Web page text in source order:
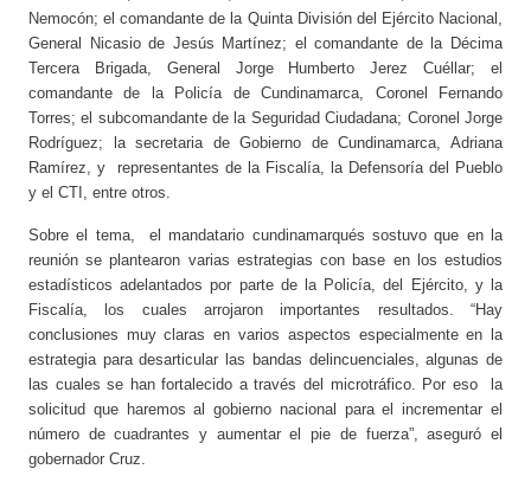
Nemocón; el comandante de la Quinta División del Ejército Nacional,
General Nicasio de Jesús Martínez; el comandante de la Décima
Tercera Brigada, General Jorge Humberto Jerez Cuéllar; el
comandante de la Policía de Cundinamarca, Coronel Fernando
Torres; el subcomandante de la Seguridad Ciudadana; Coronel Jorge
Rodríguez; la secretaria de Gobierno de Cundinamarca, Adriana
Ramírez, y representantes de la Fiscalía, la Defensoría del Pueblo
y el CTI, entre otros.
Sobre el tema, el mandatario cundinamarqués sostuvo que en la
reunión se plantearon varias estrategias con base en los estudios
estadísticos adelantados por parte de la Policía, del Ejército, y la
Fiscalía, los cuales arrojaron importantes resultados. “Hay
conclusiones muy claras en varios aspectos especialmente en la
estrategia para desarticular las bandas delincuenciales, algunas de
las cuales se han fortalecido a través del microtráfico. Por eso la
solicitud que haremos al gobierno nacional para el incrementar el
número de cuadrantes y aumentar el pie de fuerza”, aseguró el
gobernador Cruz.